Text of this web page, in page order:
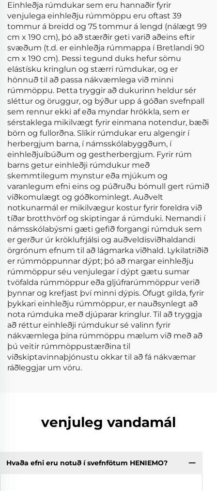
Einhleðja rúmdukar sem eru hannaðir fyrir
venjulega einhleðju rúmmöppu eru oftast 39
tommur á breidd og 75 tommur á lengd (nálægt 99
cm x 190 cm), þó að stærðir geti varið aðeins eftir
svæðum (t.d. er einhleðja rúmmappa í Bretlandi 90
cm x 190 cm). Þessi tegund duks hefur sömu
elástísku kringlun og stærri rúmdukar, og er
hönnuð til að passa nákvæmlega við minni
rúmmöppu. Þetta tryggir að dukurinn heldur sér
sléttur og öruggur, og býður upp á góðan svefnpall
sem rennur ekki af eða myndar hrökkla, sem er
sérstaklega mikilvægt fyrir einmana notendur, bæði
börn og fullorðna. Slíkir rúmdukar eru algengir í
herbergjum barna, í námsskólabyggðum, í
einhleðjuíbúðum og gestherbergjum. Fyrir rúm
barns getur einhleðji rúmdukur með
skemmtilegum mynstur eða mjúkum og
varanlegum efni eins og púðruðu bómull gert rúmið
viðkomulægt og góðkominlegt. Auðvelt
notkunarmál er mikilvægur kostur fyrir foreldra við
tíðar brotthvörf og skiptingar á rúmduki. Nemandi í
námsskólabýsmi gæti gefið forgangi rúmduk sem
er gerður úr kröklufrjálsi og auðveldisviðhaldandi
örgrónum efnum til að lágmarka viðhald. Lykilatriðið
er rúmmöppunnar dýpt; þó að margar einhleðju
rúmmöppur séu venjulegar í dýpt gætu sumar
tvöfalda rúmmöppur eða gljúfrarúmmöppur verið
þynnar og krefjast því minni dýpis. Öfugt gilda, fyrir
þykkari einhleðju rúmmöppur, er nauðsynlegt að
nota rúmduka með djúparar kringlur. Til að tryggja
að réttur einhleðji rúmdukur sé valinn fyrir
nákvæmlega þína rúmmöppu mælum við með að
þú veitir rúmmöppustærðina til
viðskiptavinnaþjónustu okkar til að fá nákvæmar
ráðleggjar um vöru.
venjuleg vandamál
Hvaða efni eru notuð í svefnfötum HENIEMO?